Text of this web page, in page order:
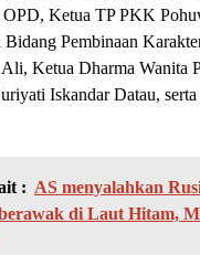
Ketua TP PKK
Pembinaan
Ketua Dharma Wanita
Iskandar Datau, serta
: AS menyalahkan
di Laut Hitam,